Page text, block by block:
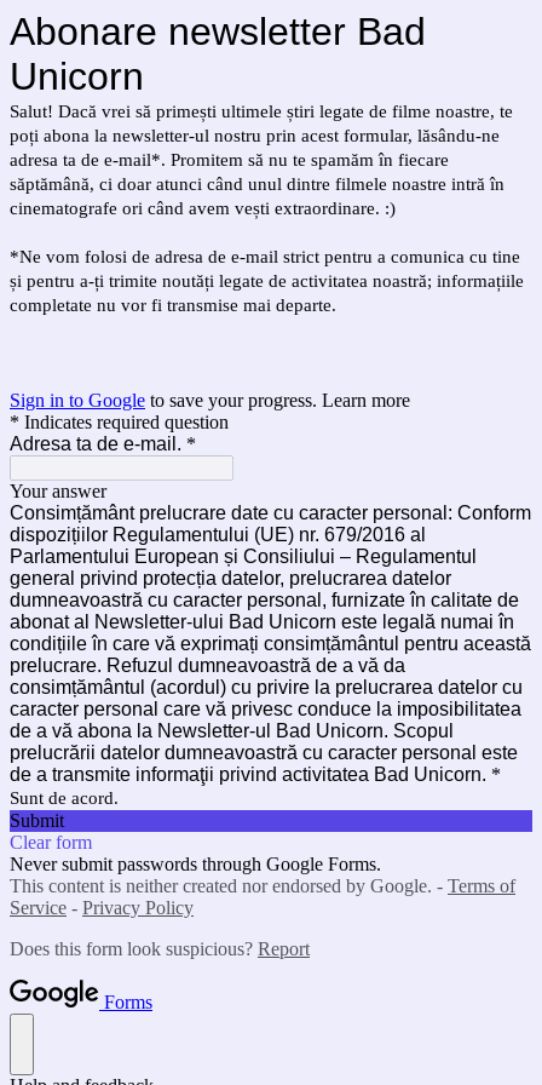
Abonare newsletter Bad
Unicorn
Salut! Dacă vrei să primești ultimele știri legate de filme noastre, te
poți abona la newsletter-ul nostru prin acest formular, lăsându-ne
adresa ta de e-mail*. Promitem să nu te spamăm în fiecare
săptămână, ci doar atunci când unul dintre filmele noastre intră în
cinematografe ori când avem vești extraordinare. :)
*Ne vom folosi de adresa de e-mail strict pentru a comunica cu tine
și pentru a-ți trimite noutăți legate de activitatea noastră; informațiile
completate nu vor fi transmise mai departe.
Sign in to Google to save your progress. Learn more
* Indicates required question
Adresa ta de e-mail. *
Your answer
Consimțământ prelucrare date cu caracter personal: Conform
dispozițiilor Regulamentului (UE) nr. 679/2016 al
Parlamentului European și Consiliului – Regulamentul
general privind protecția datelor, prelucrarea datelor
dumneavoastră cu caracter personal, furnizate în calitate de
abonat al Newsletter-ului Bad Unicorn este legală numai în
condițiile în care vă exprimați consimțământul pentru această
prelucrare. Refuzul dumneavoastră de a vă da
consimțământul (acordul) cu privire la prelucrarea datelor cu
caracter personal care vă privesc conduce la imposibilitatea
de a vă abona la Newsletter-ul Bad Unicorn. Scopul
prelucrării datelor dumneavoastră cu caracter personal este
de a transmite informaţii privind activitatea Bad Unicorn. *
Sunt de acord.
Submit
Clear form
Never submit passwords through Google Forms.
This content is neither created nor endorsed by Google. - Terms of
Service - Privacy Policy
Does this form look suspicious? Report
Forms